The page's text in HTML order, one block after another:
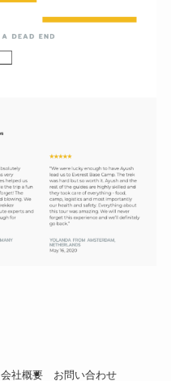
会社概要 お問い合わせ